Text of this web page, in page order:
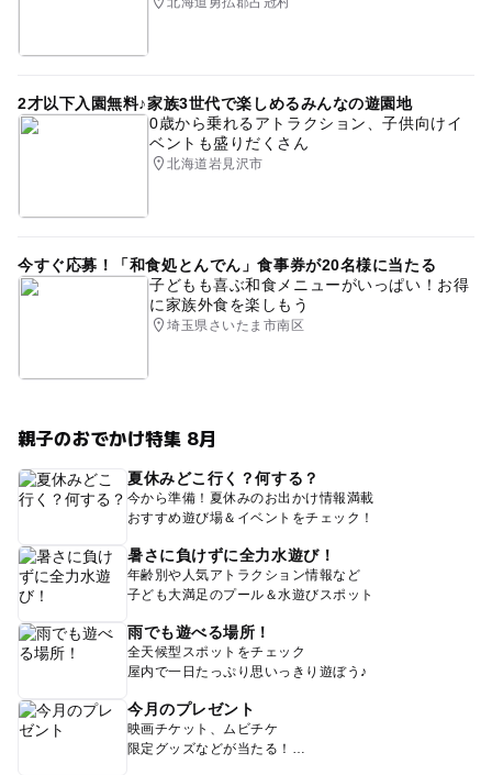
2才以下入園無料♪家族3世代で楽しめるみんなの遊園地
0歳から乗れるアトラクション、子供向けイ
ベントも盛りだくさん
北海道岩見沢市
今すぐ応募！「和食処とんでん」食事券が20名様に当たる
子どもも喜ぶ和食メニューがいっぱい！お得
に家族外食を楽しもう
埼玉県さいたま市南区
親子のおでかけ特集 8月
夏休みどこ行く？何する？
今から準備！夏休みのお出かけ情報満載
おすすめ遊び場＆イベントをチェック！
暑さに負けずに全力水遊び！
年齢別や人気アトラクション情報など
子ども大満足のプール＆水遊びスポット
雨でも遊べる場所！
全天候型スポットをチェック
屋内で一日たっぷり思いっきり遊ぼう♪
今月のプレゼント
映画チケット、ムビチケ
限定グッズなどが当たる！